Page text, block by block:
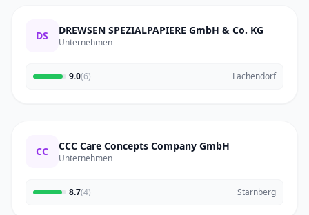
DS DREWSEN SPEZIALPAPIERE GmbH & Co. KG
Unternehmen
9.0(6) Lachendorf
CC CCC Care Concepts Company GmbH
Unternehmen
8.7(4) Starnberg